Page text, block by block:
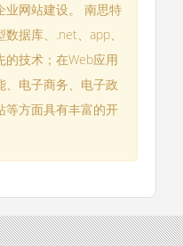
业网站建设。 南思特
据库、.net、app、
技术；在Web应用
、电子商务、电子政
等方面具有丰富的开